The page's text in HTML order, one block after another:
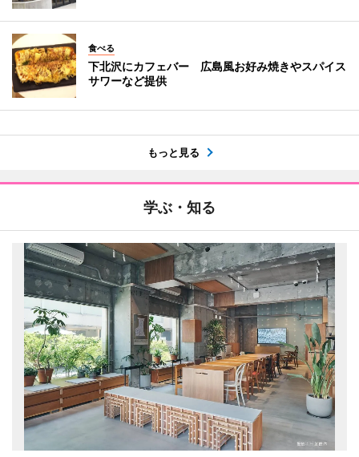
食べる
下北沢にカフェバー 広島風お好み焼きやスパイス
サワーなど提供
もっと見る
学ぶ・知る